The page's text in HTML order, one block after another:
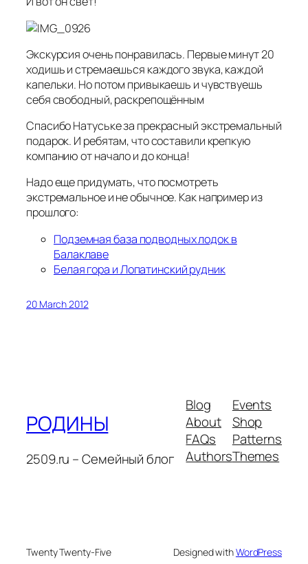
Экскурсия очень понравилась. Первые минут 20
ходишь и стремаешься каждого звука, каждой
капельки. Но потом привыкаешь и чувствуешь
себя свободный, раскрепощённым
Спасибо Натуське за прекрасный экстремальный
подарок. И ребятам, что составили крепкую
компанию от начало и до конца!
Надо еще придумать, что посмотреть
экстремальное и не обычное. Как например из
прошлого:
Подземная база подводных лодок в
Балаклаве
Белая гора и Лопатинский рудник
20 March 2012
РОДИНЫ
2509.ru – Семейный блог
Blog
About
FAQs
Authors
Events
Shop
Patterns
Themes
Twenty Twenty-Five Designed withWordPress